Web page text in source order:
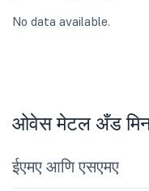
No data available.
ओवेस मेटल अँड
ईएमए आणि एसएमए